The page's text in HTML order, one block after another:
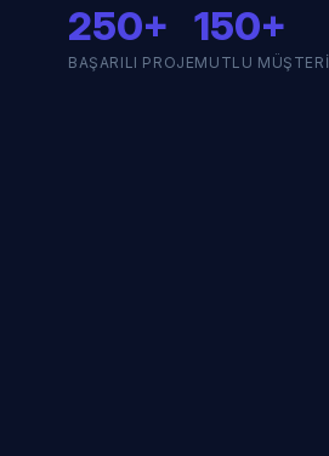
250+
BAŞARILI PROJE
150+
MUTLU MÜŞTERI